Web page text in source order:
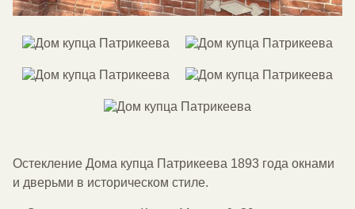
Остекление Дома купца Патрикеева 1893 года окнами
и дверьми в историческом стиле.